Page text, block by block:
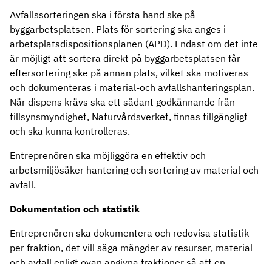
Avfallssorteringen ska i första hand ske på
byggarbetsplatsen. Plats för sortering ska anges i
arbetsplatsdispositionsplanen (APD). Endast om det inte
är möjligt att sortera direkt på byggarbetsplatsen får
eftersortering ske på annan plats, vilket ska motiveras
och dokumenteras i material-och avfallshanteringsplan.
När dispens krävs ska ett sådant godkännande från
tillsynsmyndighet, Naturvårdsverket, finnas tillgängligt
och ska kunna kontrolleras.
Entreprenören ska möjliggöra en effektiv och
arbetsmiljösäker hantering och sortering av material och
avfall.
Dokumentation och statistik
Entreprenören ska dokumentera och redovisa statistik
per fraktion, det vill säga mängder av resurser, material